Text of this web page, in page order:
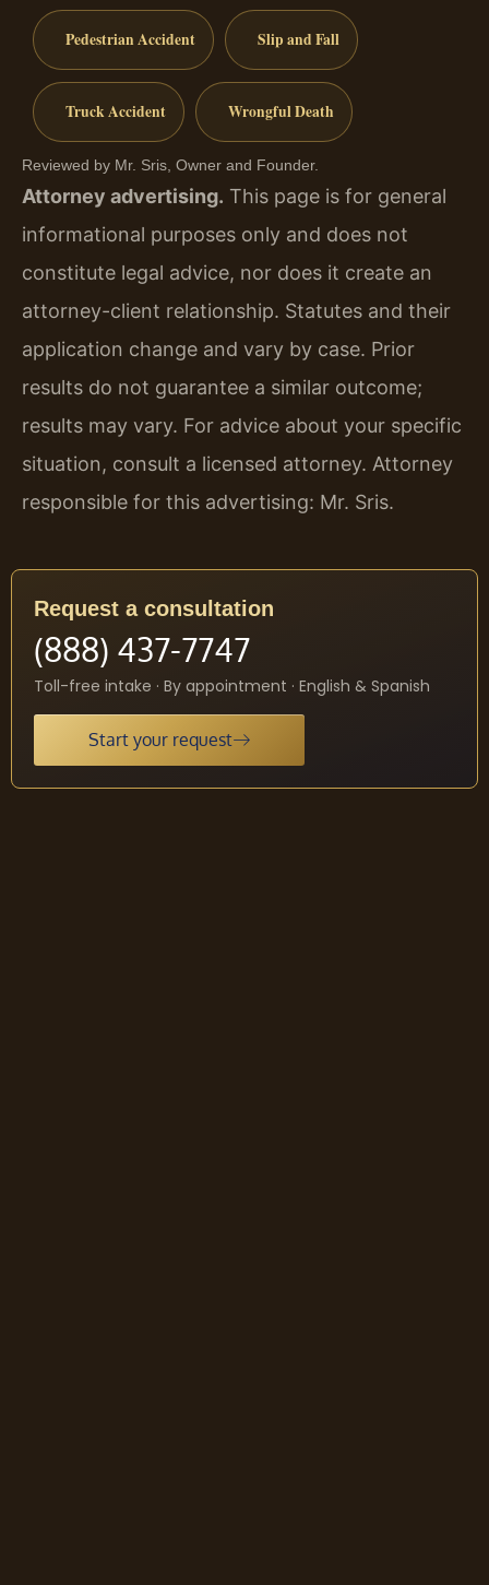
Pedestrian Accident Slip and Fall
Truck Accident Wrongful Death
Reviewed by Mr. Sris, Owner and Founder.
Attorney advertising. This page is for general
informational purposes only and does not
constitute legal advice, nor does it create an
attorney-client relationship. Statutes and their
application change and vary by case. Prior
results do not guarantee a similar outcome;
results may vary. For advice about your specific
situation, consult a licensed attorney. Attorney
responsible for this advertising: Mr. Sris.
Request a consultation
(888) 437-7747
Toll-free intake · By appointment · English & Spanish
Start your request